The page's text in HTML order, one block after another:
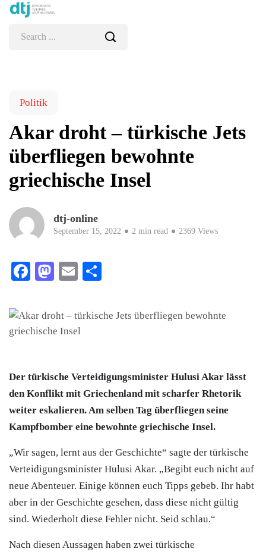
Politik
Akar droht – türkische Jets
überfliegen bewohnte
griechische Insel
dtj-online
September 15, 2022 2 min read 2369 Views
Facebook
Mastodon
Email
Der türkische Verteidigungsminister Hulusi Akar lässt
den Konflikt mit Griechenland mit scharfer Rhetorik
weiter eskalieren. Am selben Tag überfliegen seine
Kampfbomber eine bewohnte griechische Insel.
„Wir sagen, lernt aus der Geschichte“ sagte der türkische
Verteidigungsminister Hulusi Akar. „Begibt euch nicht auf
neue Abenteuer. Einige können euch Tipps gebeb. Ihr habt
aber in der Geschichte gesehen, dass diese nicht gültig
sind. Wiederholt diese Fehler nicht. Seid schlau.“
Nach diesen Aussagen haben zwei türkische